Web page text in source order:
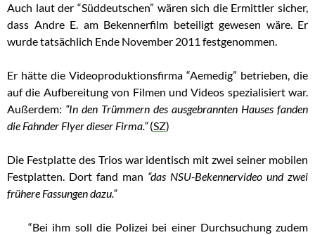
Auch laut der “Süddeutschen” wären sich die Ermittler sicher,
dass Andre E. am Bekennerfilm beteiligt gewesen wäre. Er
wurde tatsächlich Ende November 2011 festgenommen.
Er hätte die Videoproduktionsfirma “Aemedig” betrieben, die
auf die Aufbereitung von Filmen und Videos spezialisiert war.
Außerdem: “In den Trümmern des ausgebrannten Hauses fanden
die Fahnder Flyer dieser Firma.”(SZ)
Die Festplatte des Trios war identisch mit zwei seiner mobilen
Festplatten. Dort fand man “das NSU-Bekennervideo und zwei
frühere Fassungen dazu.”
“Bei ihm soll die Polizei bei einer Durchsuchung zudem